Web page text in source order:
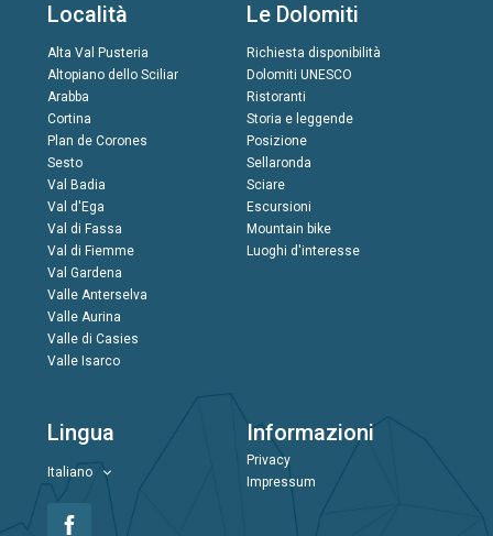
Località
Alta Val Pusteria
Altopiano dello Sciliar
Arabba
Cortina
Plan de Corones
Sesto
Val Badia
Val d'Ega
Val di Fassa
Val di Fiemme
Val Gardena
Valle Anterselva
Valle Aurina
Valle di Casies
Valle Isarco
Le Dolomiti
Richiesta disponibilità
Dolomiti UNESCO
Ristoranti
Storia e leggende
Posizione
Sellaronda
Sciare
Escursioni
Mountain bike
Luoghi d'interesse
Lingua
Italiano
Informazioni
Privacy
Impressum